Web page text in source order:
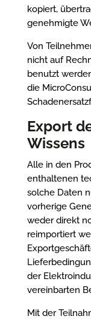
kopiert,
genehmigte
Von
nicht auf
benutzt
die
Export
Wissens
Alle in den
enthaltenen
solche Daten
vorherige
weder direkt
reimportiert
der
vereinbarten
Mit der